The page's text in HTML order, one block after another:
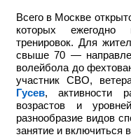
Всего в Москве
которых
тренировок. Для
свыше 70 —
волейбола до
участник СВО,
Гусев, активности
возрастов и
разнообразие видов
занятие и включиться